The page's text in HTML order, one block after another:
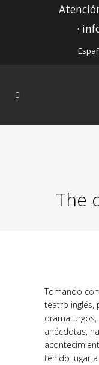
·
The
Tomando
teatro inglés,
anécdotas,
tenido lugar